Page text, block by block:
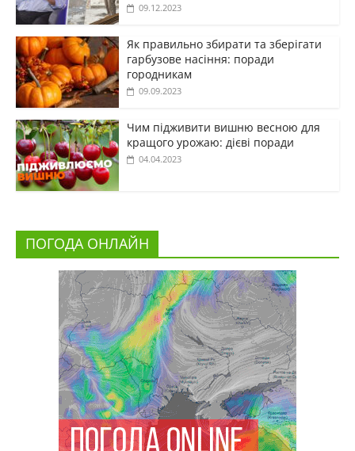
09.12.2023
Як правильно збирати та зберігати
гарбузове насіння: поради
городникам
09.09.2023
Чим підживити вишню весною для
кращого урожаю: дієві поради
04.04.2023
ПОГОДА ОНЛАЙН